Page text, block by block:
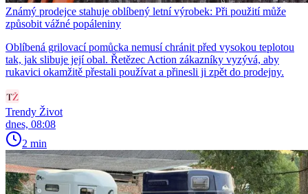
Známý prodejce stahuje oblíbený letní výrobek: Při použití může
způsobit vážné popáleniny
Oblíbená grilovací pomůcka nemusí chránit před vysokou teplotou
tak, jak slibuje její obal. Řetězec Action zákazníky vyzývá, aby
rukavici okamžitě přestali používat a přinesli ji zpět do prodejny.
Trendy Život
dnes, 08:08
2 min